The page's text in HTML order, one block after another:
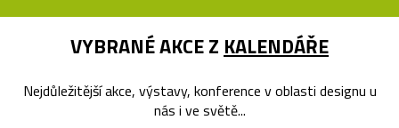
VYBRANÉ AKCE Z KALENDÁŘE
Nejdůležitější akce, výstavy, konference v oblasti designu u
nás i ve světě...